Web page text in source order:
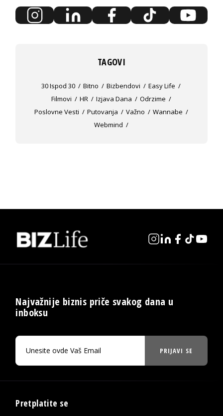
TAGOVI
30 Ispod 30 Bitno Bizbendovi
Easy Life
Filmovi
HR Izjava Dana
Odrzime
Poslovne Vesti
Putovanja Važno
Wannabe
Webmind
Najvažnije biznis priče svakog dana u
inboksu
PRIJAVI SE
Pretplatite se